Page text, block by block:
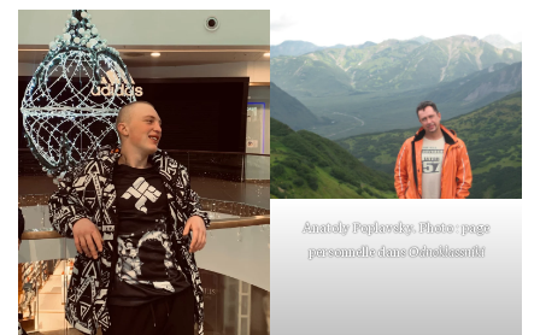
Anatoly Poplavsky. Photo : page
personnelle dansOdnoklassniki